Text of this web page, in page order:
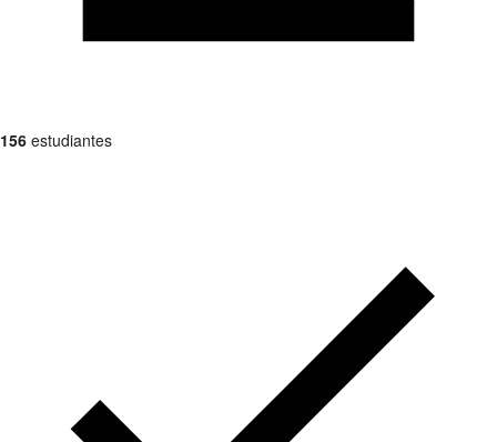
156 estudiantes